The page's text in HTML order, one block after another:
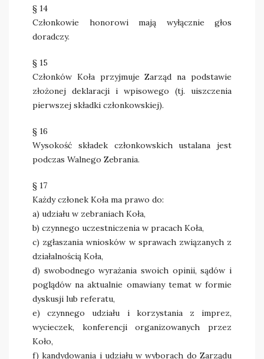
§ 14
Członkowie honorowi mają wyłącznie głos
doradczy.
§ 15
Członków Koła przyjmuje Zarząd na podstawie
złożonej deklaracji i wpisowego (tj. uiszczenia
pierwszej składki członkowskiej).
§ 16
Wysokość składek członkowskich ustalana jest
podczas Walnego Zebrania.
§ 17
Każdy członek Koła ma prawo do:
a) udziału w zebraniach Koła,
b) czynnego uczestniczenia w pracach Koła,
c) zgłaszania wniosków w sprawach związanych z
działalnością Koła,
d) swobodnego wyrażania swoich opinii, sądów i
poglądów na aktualnie omawiany temat w formie
dyskusji lub referatu,
e) czynnego udziału i korzystania z imprez,
wycieczek, konferencji organizowanych przez
Koło,
f) kandydowania i udziału w wyborach do Zarządu